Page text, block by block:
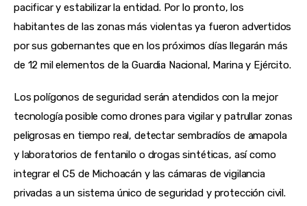
pacificar y estabilizar la entidad. Por lo pronto, los
habitantes de las zonas más violentas ya fueron advertidos
por sus gobernantes que en los próximos días llegarán más
de 12 mil elementos de la Guardia Nacional, Marina y Ejército.
Los polígonos de seguridad serán atendidos con la mejor
tecnología posible como drones para vigilar y patrullar zonas
peligrosas en tiempo real, detectar sembradíos de amapola
y laboratorios de fentanilo o drogas sintéticas, así como
integrar el C5 de Michoacán y las cámaras de vigilancia
privadas a un sistema único de seguridad y protección civil.